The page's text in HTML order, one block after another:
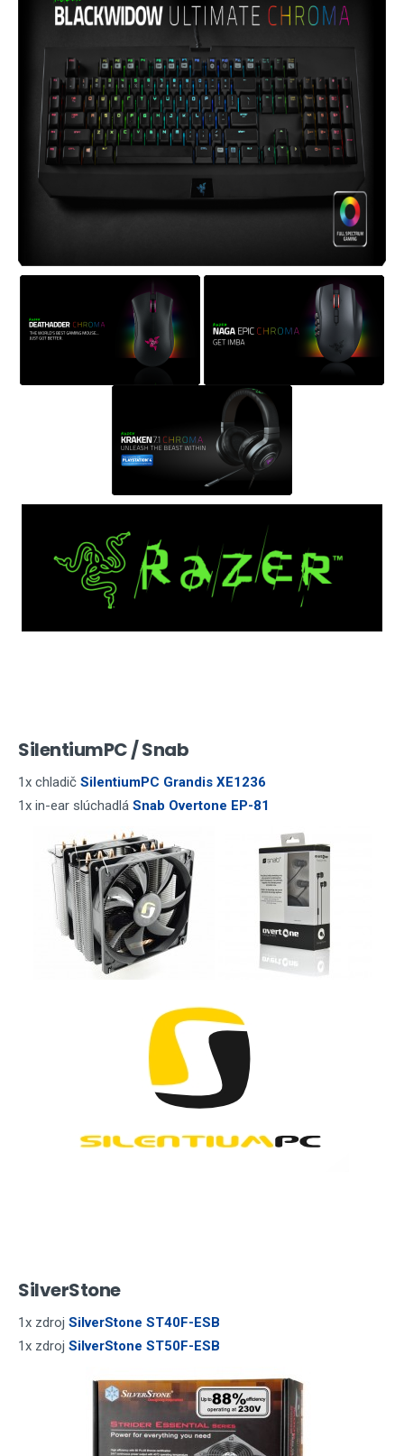
SilentiumPC / Snab
1x chladič SilentiumPC Grandis XE1236
1x in-ear slúchadlá Snab Overtone EP-81
SilverStone
1x zdroj SilverStone ST40F-ESB
1x zdroj SilverStone ST50F-ESB